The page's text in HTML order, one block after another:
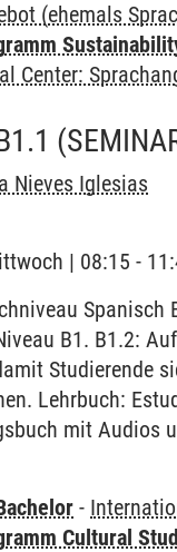
(ehemals
Center:
Nieves Iglesias
| 08:15 -
B1. B1.2:
Studierende
Lehrbuch:
mit Audios
-
Cultural